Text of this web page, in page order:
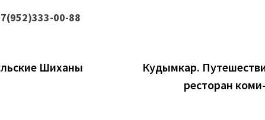
00-88
Шиханы
Кудымкар.
ресторан